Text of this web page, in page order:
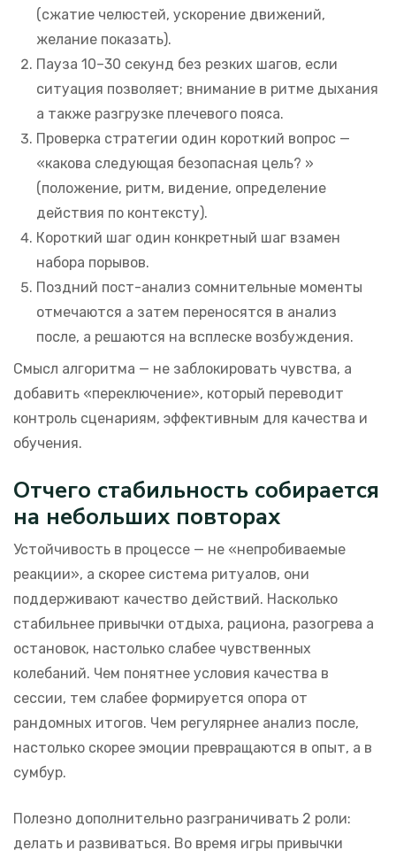
(сжатие челюстей, ускорение движений,
желание показать).
Пауза 10–30 секунд без резких шагов, если
ситуация позволяет; внимание в ритме дыхания
а также разгрузке плечевого пояса.
Проверка стратегии один короткий вопрос —
«какова следующая безопасная цель? »
(положение, ритм, видение, определение
действия по контексту).
Короткий шаг один конкретный шаг взамен
набора порывов.
Поздний пост-анализ сомнительные моменты
отмечаются а затем переносятся в анализ
после, а решаются на всплеске возбуждения.
Смысл алгоритма — не заблокировать чувства, а
добавить «переключение», который переводит
контроль сценариям, эффективным для качества и
обучения.
Отчего стабильность собирается
на небольших повторах
Устойчивость в процессе — не «непробиваемые
реакции», а скорее система ритуалов, они
поддерживают качество действий. Насколько
стабильнее привычки отдыха, рациона, разогрева а
остановок, настолько слабее чувственных
колебаний. Чем понятнее условия качества в
сессии, тем слабее формируется опора от
рандомных итогов. Чем регулярнее анализ после,
настолько скорее эмоции превращаются в опыт, а в
сумбур.
Полезно дополнительно разграничивать 2 роли:
делать и развиваться. Во время игры привычки